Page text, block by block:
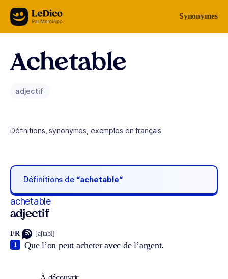
Aller au contenu Synonymes
Achetable
adjectif
Définitions, synonymes, exemples en français
Définitions de “achetable“
achetable
adjectif
FR [aʃtabl]
Que l’on peut acheter avec de l’argent.
1